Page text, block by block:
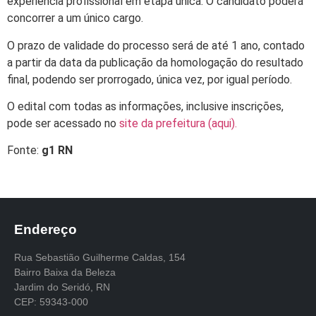
concorrer a um único cargo.
O prazo de validade do processo será de até 1 ano, contado
a partir da data da publicação da homologação do resultado
final, podendo ser prorrogado, única vez, por igual período.
O edital com todas as informações, inclusive inscrições,
pode ser acessado no site da prefeitura (aqui).
Fonte: g1 RN
Endereço
Rua Sebastião Guilherme Caldas, 154
Bairro Baixa da Beleza
Jardim do Seridó, RN
CEP: 59343-000